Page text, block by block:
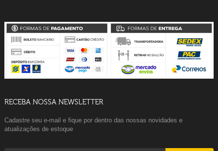
RECEBA NOSSA NEWSLETTER
Cadastre seu e-mail e fique por dentro das nossas novidades e
atualizações de estoque